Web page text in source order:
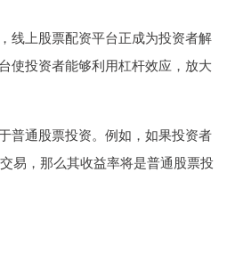
线上股票配资平台正成为投资者解
使投资者能够利用杠杆效应，放大
普通股票投资。例如，如果投资者
易，那么其收益率将是普通股票投